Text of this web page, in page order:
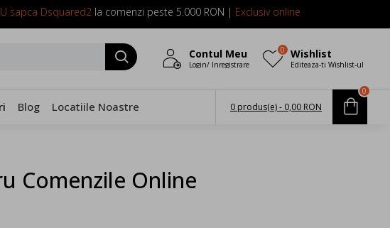
sapca Dsquared2la comenzi peste 5.000 RON | Exclusiv online
Contul Meu
Login/ Inregistrare
Wishlist
Editeaza-ti Wishlist-ul
0
Blog Locatiile Noastre 0 produs(e) - 0,00 RON
0
Comenzile Online